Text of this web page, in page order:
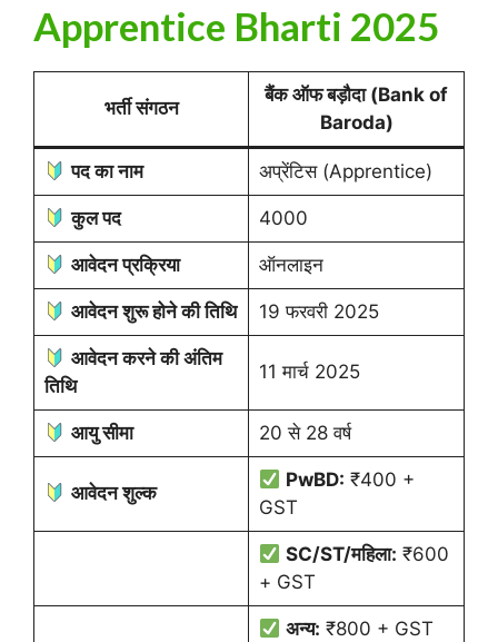
Apprentice Bharti 2025
भर्ती संगठन
बैंक ऑफ बड़ौदा (Bank of
Baroda)
पद का नाम अप्रेंटिस (Apprentice)
कुल पद 4000
आवेदन प्रक्रिया ऑनलाइन
आवेदन शुरू होने की तिथि 19 फरवरी 2025
आवेदन करने की अंतिम
तिथि
11 मार्च 2025
आयु सीमा 20 से 28 वर्ष
आवेदन शुल्क
PwBD: ₹400 +
GST
SC/ST/महिला: ₹600
+ GST
अन्य: ₹800 + GST